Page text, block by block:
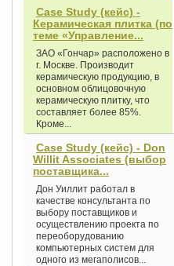
Case Study (кейс) -
Керамическая плитка (по
теме «Управление...
ЗАО «Гончар» расположено в
г. Москве. Производит
керамическую продукцию, в
основном облицовочную
керамическую плитку, что
составляет более 85%.
Кроме...
Case Study (кейс) - Don
Willit Associates (выбор
поставщика...
Дон Уиллит работал в
качестве консультанта по
выбору поставщиков и
осуществлению проекта по
переоборудованию
компьютерных систем для
одного из мегаполисов...